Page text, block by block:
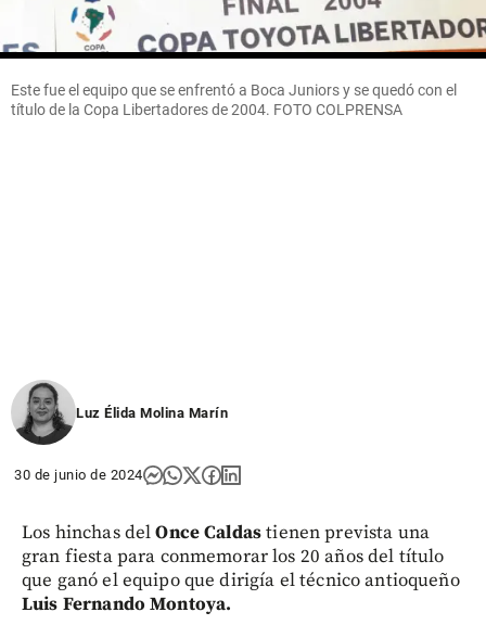
Este fue el equipo que se enfrentó a Boca Juniors y se quedó con el
título de la Copa Libertadores de 2004. FOTO COLPRENSA
Luz Élida Molina Marín
30 de junio de 2024
Los hinchas delOnce Caldastienen prevista una
gran fiesta para conmemorar los 20 años del título
que ganó el equipo que dirigía el técnico antioqueño
Luis Fernando Montoya.